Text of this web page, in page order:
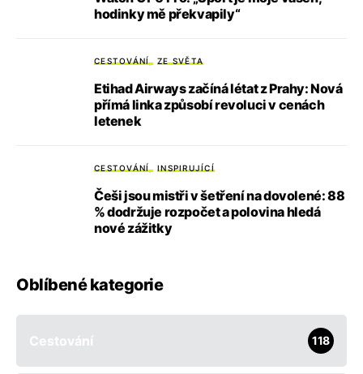
hodinky mě překvapily“
CESTOVÁNÍ ZE SVĚTA
Etihad Airways začíná létat z Prahy: Nová
přímá linka způsobí revoluci v cenách
letenek
CESTOVÁNÍ INSPIRUJÍCÍ
Češi jsou mistři v šetření na dovolené: 88
% dodržuje rozpočet a polovina hledá
nové zážitky
Oblíbené kategorie
Cestování 118